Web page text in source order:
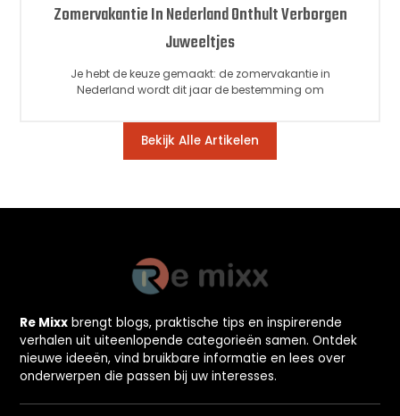
Zomervakantie In Nederland Onthult Verborgen
Juweeltjes
Je hebt de keuze gemaakt: de zomervakantie in
Nederland wordt dit jaar de bestemming om
Bekijk Alle Artikelen
Re Mixx brengt blogs, praktische tips en inspirerende
verhalen uit uiteenlopende categorieën samen. Ontdek
nieuwe ideeën, vind bruikbare informatie en lees over
onderwerpen die passen bij uw interesses.